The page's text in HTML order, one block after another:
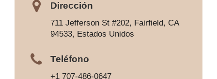
Dirección
711 Jefferson St #202, Fairfield, CA
94533, Estados Unidos
Teléfono
+1 707-486-0647